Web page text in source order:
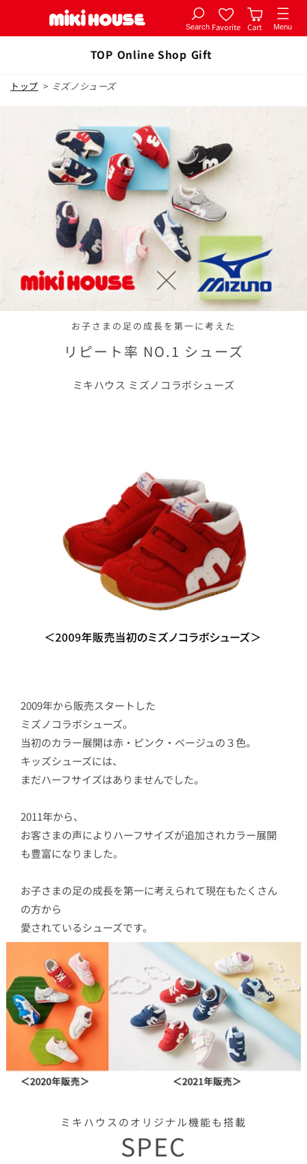
Search Favorite Cart Menu
TOP Online Shop Gift
トップ > ミズノシューズ
お子さまの足の成長を第一に考えた
リピート率 NO.1 シューズ
ミキハウス ミズノコラボシューズ
2009年から販売スタートした
ミズノコラボシューズ。
当初のカラー展開は赤・ピンク・ベージュの３色。
キッズシューズには、
まだハーフサイズはありませんでした。
2011年から、
お客さまの声によりハーフサイズが追加されカラー展開
も豊富になりました。
お子さまの足の成長を第一に考えられて現在もたくさん
の方から
愛されているシューズです。
ミキハウスのオリジナル機能も搭載
SPEC